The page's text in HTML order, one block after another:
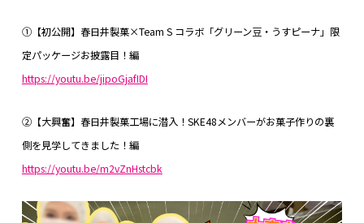
①【初公開】春日井製菓×Team S コラボ「グリーン豆・うすピーナ」限
定パッケージお披露目！編
https://youtu.be/jipoGjafIDI
②【大興奮】春日井製菓工場に潜入！SKE48メンバーがお菓子作りの裏
側を見学してきました！編
https://youtu.be/m2vZnHstcbk